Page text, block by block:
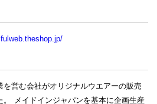
を営む会社がオリジナルウエアーの販売
。 メイドインジャパンを基本に企画生産